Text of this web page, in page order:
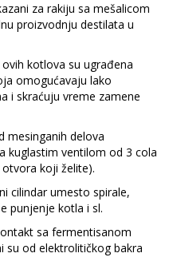
za rakiju sa mešalicom
proizvodnju destilata u
kotlova su ugrađena
omogućavaju lako
i skraćuju vreme zamene
mesinganih delova
kuglastim ventilom od 3 cola
koji želite).
cilindar umesto spirale,
punjenje kotla i sl.
sa fermentisanom
od elektrolitičkog bakra